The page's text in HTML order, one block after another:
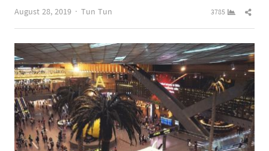
August 28, 2019
Author
Tun Tun 3785